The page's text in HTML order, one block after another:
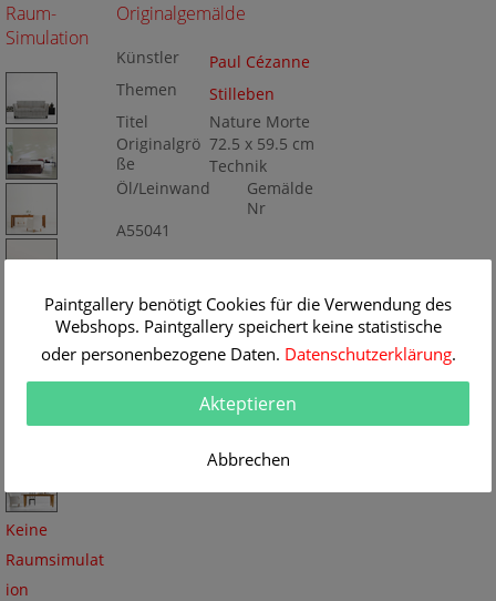
Raum-
Simulation
Keine
Raumsimulat
ion
Originalgemälde
Künstler
Paul Cézanne
Themen
Stilleben
Titel
Nature Morte
Originalgrö
ße
72.5 x 59.5 cm
Technik
Öl/Leinwand
Gemälde
Nr
A55041
Paintgallery benötigt Cookies für die Verwendung des
Webshops. Paintgallery speichert keine statistische
oder personenbezogene Daten. Datenschutzerklärung.
Akteptieren
Abbrechen